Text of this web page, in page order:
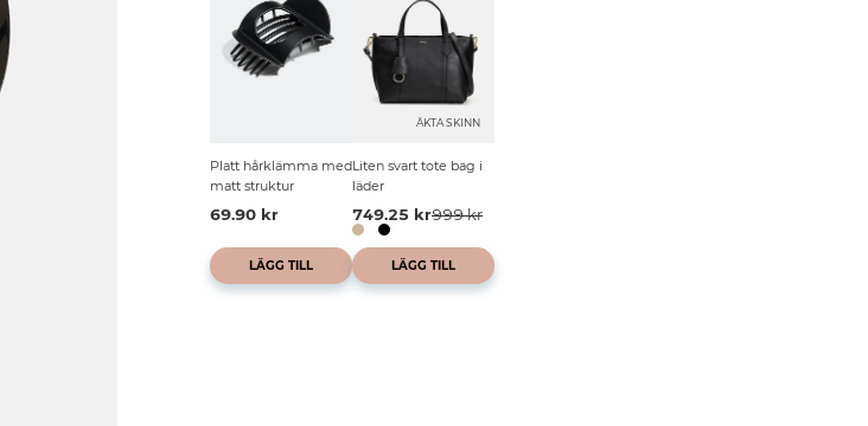
Platt hårklämma med
matt struktur
69.90 kr
LÄGG TILL
ÄKTA SKINN
Liten svart tote bag i
läder
749.25 kr999 kr
LÄGG TILL